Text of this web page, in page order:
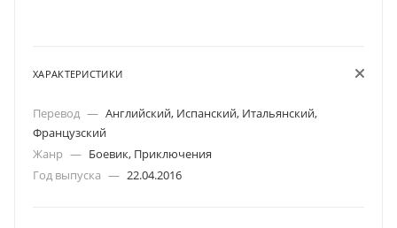
ХАРАКТЕРИСТИКИ
Перевод — Английский, Испанский, Итальянский,
Французский
Жанр — Боевик, Приключения
Год выпуска — 22.04.2016